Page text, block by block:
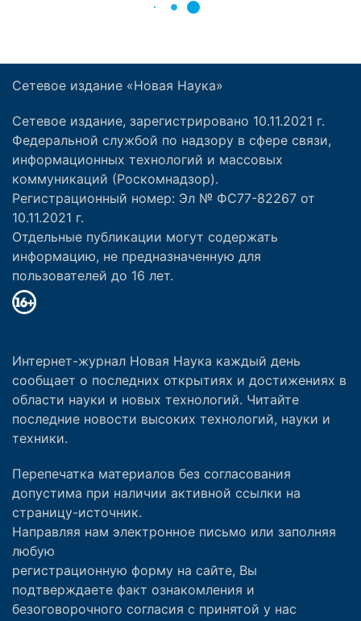
Сетевое издание «Новая Наука»
Сетевое издание, зарегистрировано 10.11.2021 г.
Федеральной службой по надзору в сфере связи,
информационных технологий и массовых
коммуникаций (Роскомнадзор).
Регистрационный номер: Эл № ФС77-82267 от
10.11.2021 г.
Отдельные публикации могут содержать
информацию, не предназначенную для
пользователей до 16 лет.
Интернет-журнал Новая Наука каждый день
сообщает о последних открытиях и достижениях в
области науки и новых технологий. Читайте
последние новости высоких технологий, науки и
техники.
Перепечатка материалов без согласования
допустима при наличии активной ссылки на
страницу-источник.
Направляя нам электронное письмо или заполняя
любую
регистрационную форму на сайте, Вы
подтверждаете факт ознакомления и
безоговорочного согласия с принятой у нас